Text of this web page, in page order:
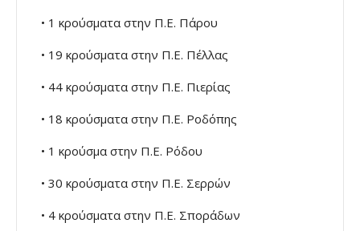
• 1 κρούσματα στην Π.Ε. Πάρου
• 19 κρούσματα στην Π.Ε. Πέλλας
• 44 κρούσματα στην Π.Ε. Πιερίας
• 18 κρούσματα στην Π.Ε. Ροδόπης
• 1 κρούσμα στην Π.Ε. Ρόδου
• 30 κρούσματα στην Π.Ε. Σερρών
• 4 κρούσματα στην Π.Ε. Σποράδων